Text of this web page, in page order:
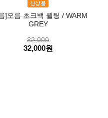
]오름 초크백 퀼팅 / WARM
GREY
32,000
32,000원